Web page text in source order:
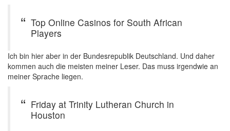
Top Online Casinos for South African
Players
Ich bin hier aber in der Bundesrepublik Deutschland. Und daher
kommen auch die meisten meiner Leser. Das muss irgendwie an
meiner Sprache liegen.
Friday at Trinity Lutheran Church in
Houston